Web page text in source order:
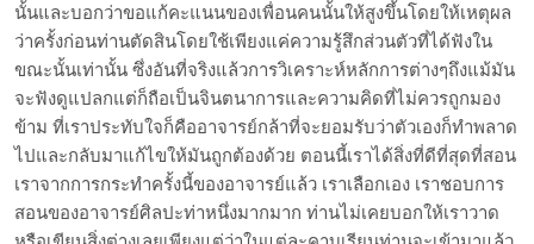
นั้นและบอกว่าขอแก้คะแนนของเพื่อนคนนั้นให้สูงขึ้นโดยให้เหตุผล
ว่าครั้งก่อนท่านตัดสินโดยใช้เพียงแค่ความรู้สึกส่วนตัวที่ได้ฟังใน
ขณะนั้นเท่านั้น ซึ่งอันที่จริงแล้วการวิเคราะห์หลักการต่างๆถึงแม้มัน
จะฟังดูแปลกแต่ก็ถือเป็นจินตนาการและความคิดที่ไม่ควรถูกมอง
ข้าม ที่เราประทับใจก็คืออาจารย์กล้าที่จะยอมรับว่าตัวเองก็ทำพลาด
ไปและกลับมาแก้ไขให้มันถูกต้องด้วย ตอนนี้เราได้สิ่งที่ดีที่สุดที่สอน
เราจากการกระทำครั้งนี้ของอาจารย์แล้ว เราเลือกเอง เราชอบการ
สอนของอาจารย์ศิลปะท่าหนึ่งมากมาก ท่านไม่เคยบอกให้เราวาด